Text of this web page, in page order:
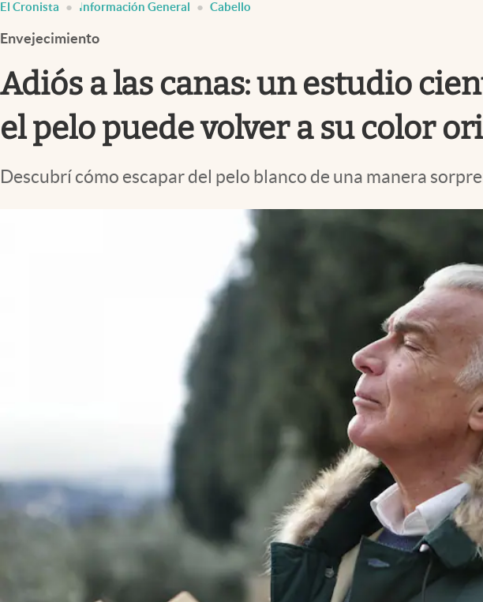
Infotechnology
Clase
Clima
Mundial 2026
Eventos Corporativos
El Cronista Información General Cabello
Envejecimiento
Adiós a las canas: un estudio
el pelo puede volver a su color
Descubrí cómo escapar del pelo blanco de una manera